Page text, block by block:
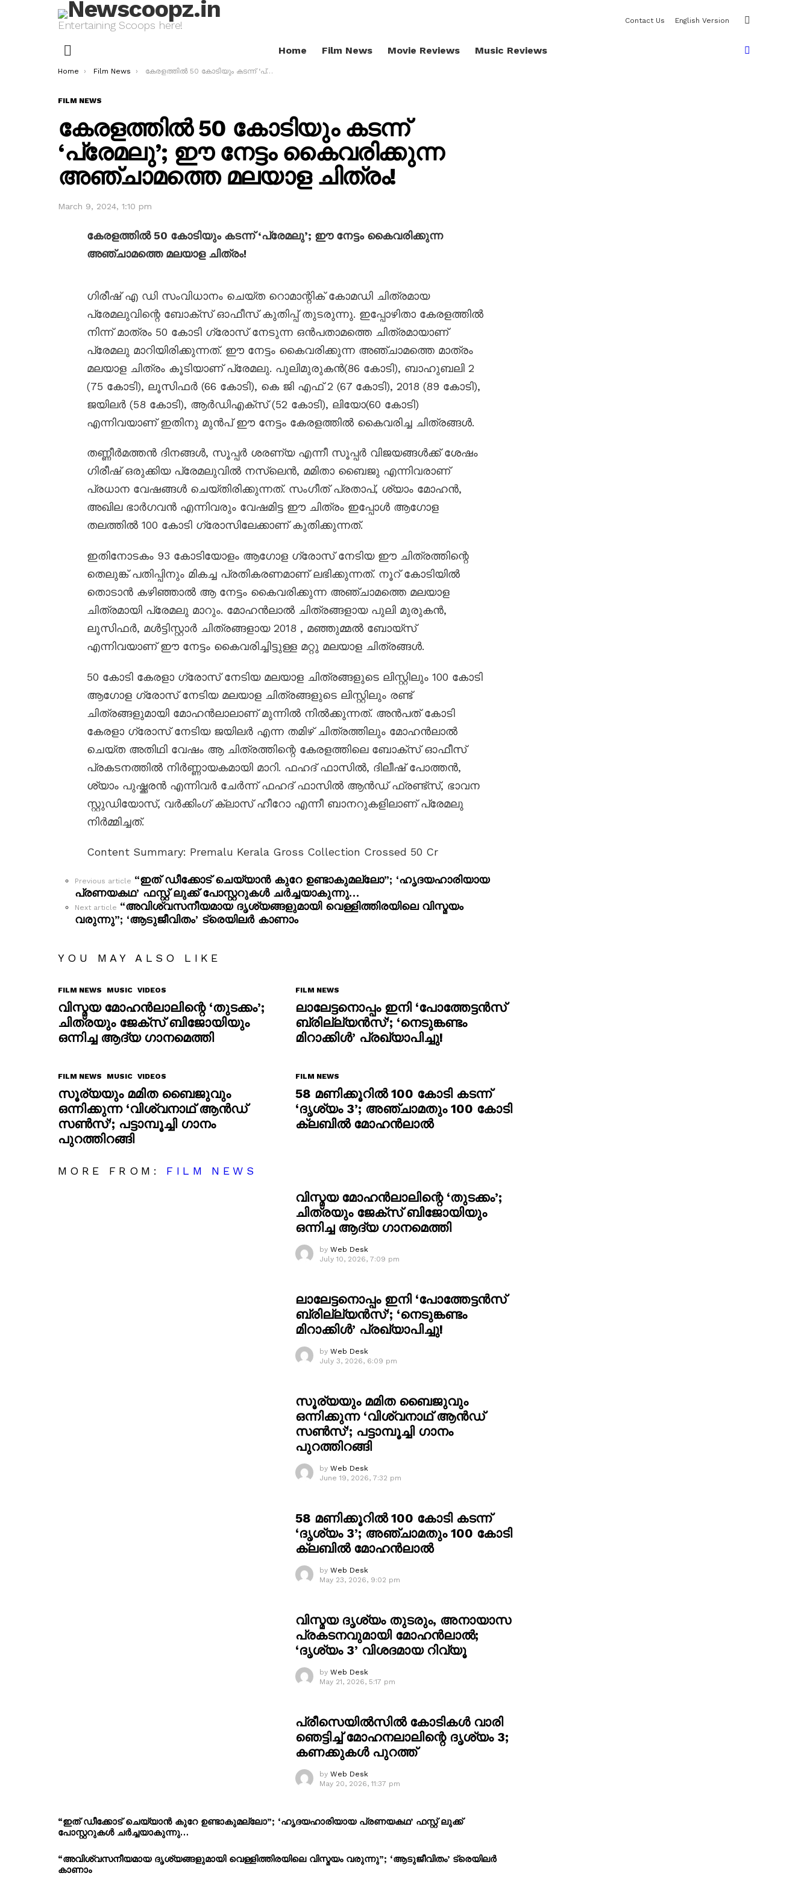
Entertaining Scoops here! Contact Us English Version
Home Film News Movie Reviews Music Reviews
You are here:
Home Film News കേരളത്തിൽ 50 കോടിയും കടന്ന് ‘പ്രേമലു’; ഈ നേട്ടം കൈവരിക്കുന്ന അഞ്ചാമത്തെ മലയാള ചിത്രം!
FILM NEWS
കേരളത്തിൽ 50 കോടിയും കടന്ന്
‘പ്രേമലു’; ഈ നേട്ടം കൈവരിക്കുന്ന
അഞ്ചാമത്തെ മലയാള ചിത്രം!
March 9, 2024, 1:10 pm
കേരളത്തിൽ 50 കോടിയും കടന്ന് ‘പ്രേമലു’; ഈ നേട്ടം കൈവരിക്കുന്ന
അഞ്ചാമത്തെ മലയാള ചിത്രം!
ഗിരീഷ് എ ഡി സംവിധാനം ചെയ്ത റൊമാന്റിക് കോമഡി ചിത്രമായ
പ്രേമലുവിന്റെ ബോക്സ് ഓഫീസ് കുതിപ്പ് തുടരുന്നു. ഇപ്പോഴിതാ കേരളത്തിൽ
നിന്ന് മാത്രം 50 കോടി ഗ്രോസ് നേടുന്ന ഒൻപതാമത്തെ ചിത്രമായാണ്
പ്രേമലു മാറിയിരിക്കുന്നത്. ഈ നേട്ടം കൈവരിക്കുന്ന അഞ്ചാമത്തെ മാത്രം
മലയാള ചിത്രം കൂടിയാണ് പ്രേമലു. പുലിമുരുകൻ(86 കോടി), ബാഹുബലി 2
(75 കോടി), ലൂസിഫർ (66 കോടി), കെ ജി എഫ് 2 (67 കോടി), 2018 (89 കോടി),
ജയിലർ (58 കോടി), ആർഡിഎക്സ് (52 കോടി), ലിയോ(60 കോടി)
എന്നിവയാണ് ഇതിനു മുൻപ് ഈ നേട്ടം കേരളത്തിൽ കൈവരിച്ച ചിത്രങ്ങൾ.
തണ്ണീർമത്തൻ ദിനങ്ങൾ, സൂപ്പർ ശരണ്യ എന്നീ സൂപ്പർ വിജയങ്ങൾക്ക് ശേഷം
ഗിരീഷ് ഒരുക്കിയ പ്രേമലുവിൽ നസ്ലെൻ, മമിതാ ബൈജു എന്നിവരാണ്
പ്രധാന വേഷങ്ങൾ ചെയ്തിരിക്കുന്നത്. സംഗീത് പ്രതാപ്, ശ്യാം മോഹൻ,
അഖില ഭാർഗവൻ എന്നിവരും വേഷമിട്ട ഈ ചിത്രം ഇപ്പോൾ ആഗോള
തലത്തിൽ 100 കോടി ഗ്രോസിലേക്കാണ് കുതിക്കുന്നത്.
ഇതിനോടകം 93 കോടിയോളം ആഗോള ഗ്രോസ് നേടിയ ഈ ചിത്രത്തിന്റെ
തെലുങ്ക് പതിപ്പിനും മികച്ച പ്രതികരണമാണ് ലഭിക്കുന്നത്. നൂറ് കോടിയിൽ
തൊടാൻ കഴിഞ്ഞാൽ ആ നേട്ടം കൈവരിക്കുന്ന അഞ്ചാമത്തെ മലയാള
ചിത്രമായി പ്രേമലു മാറും. മോഹൻലാൽ ചിത്രങ്ങളായ പുലി മുരുകൻ,
ലൂസിഫർ, മൾട്ടിസ്റ്റാർ ചിത്രങ്ങളായ 2018 , മഞ്ഞുമ്മൽ ബോയ്സ്
എന്നിവയാണ് ഈ നേട്ടം കൈവരിച്ചിട്ടുള്ള മറ്റു മലയാള ചിത്രങ്ങൾ.
50 കോടി കേരളാ ഗ്രോസ് നേടിയ മലയാള ചിത്രങ്ങളുടെ ലിസ്റ്റിലും 100 കോടി
ആഗോള ഗ്രോസ് നേടിയ മലയാള ചിത്രങ്ങളുടെ ലിസ്റ്റിലും രണ്ട്
ചിത്രങ്ങളുമായി മോഹൻലാലാണ് മുന്നിൽ നിൽക്കുന്നത്. അൻപത് കോടി
കേരളാ ഗ്രോസ് നേടിയ ജയിലർ എന്ന തമിഴ് ചിത്രത്തിലും മോഹൻലാൽ
ചെയ്ത അതിഥി വേഷം ആ ചിത്രത്തിന്റെ കേരളത്തിലെ ബോക്സ് ഓഫീസ്
പ്രകടനത്തിൽ നിർണ്ണായകമായി മാറി. ഫഹദ് ഫാസിൽ, ദിലീഷ് പോത്തൻ,
ശ്യാം പുഷ്ക്കരൻ എന്നിവർ ചേർന്ന് ഫഹദ് ഫാസിൽ ആൻഡ് ഫ്രണ്ട്സ്, ഭാവന
സ്റ്റുഡിയോസ്, വർക്കിംഗ് ക്ലാസ് ഹീറോ എന്നീ ബാനറുകളിലാണ് പ്രേമലു
നിർമ്മിച്ചത്.
Content Summary: Premalu Kerala Gross Collection Crossed 50 Cr
See
more
Previous article “ഇത് ഡീക്കോട് ചെയ്യാൻ കുറേ ഉണ്ടാകുമല്ലോ”; ‘ഹൃദയഹാരിയായ
പ്രണയകഥ’ ഫസ്റ്റ് ലുക്ക് പോസ്റ്ററുകൾ ചർച്ചയാകുന്നു…
Next article “അവിശ്വസനീയമായ ദൃശ്യങ്ങളുമായി വെള്ളിത്തിരയിലെ വിസ്മയം
വരുന്നു”; ‘ആടുജീവിതം’ ട്രെയിലർ കാണാം
YOU MAY ALSO LIKE
FILM NEWS MUSIC VIDEOS
വിസ്മയ മോഹൻലാലിന്റെ ‘തുടക്കം’;
ചിത്രയും ജേക്സ് ബിജോയിയും
ഒന്നിച്ച ആദ്യ ഗാനമെത്തി
FILM NEWS
ലാലേട്ടനൊപ്പം ഇനി ‘പോത്തേട്ടൻസ്
ബ്രില്ല്യൻസ്’; ‘നെടുങ്കണ്ടം
മിറാക്കിൾ’ പ്രഖ്യാപിച്ചു!
FILM NEWS MUSIC VIDEOS
സൂര്യയും മമിത ബൈജുവും
ഒന്നിക്കുന്ന ‘വിശ്വനാഥ് ആൻഡ്
സൺസ്’; പട്ടാമ്പൂച്ചി ഗാനം
പുറത്തിറങ്ങി
FILM NEWS
58 മണിക്കൂറിൽ 100 കോടി കടന്ന്
‘ദൃശ്യം 3’; അഞ്ചാമതും 100 കോടി
ക്ലബിൽ മോഹൻലാൽ
MORE FROM: FILM NEWS
വിസ്മയ മോഹൻലാലിന്റെ ‘തുടക്കം’;
ചിത്രയും ജേക്സ് ബിജോയിയും
ഒന്നിച്ച ആദ്യ ഗാനമെത്തി
by Web Desk
July 10, 2026, 7:09 pm
ലാലേട്ടനൊപ്പം ഇനി ‘പോത്തേട്ടൻസ്
ബ്രില്ല്യൻസ്’; ‘നെടുങ്കണ്ടം
മിറാക്കിൾ’ പ്രഖ്യാപിച്ചു!
by Web Desk
July 3, 2026, 6:09 pm
സൂര്യയും മമിത ബൈജുവും
ഒന്നിക്കുന്ന ‘വിശ്വനാഥ് ആൻഡ്
സൺസ്’; പട്ടാമ്പൂച്ചി ഗാനം
പുറത്തിറങ്ങി
by Web Desk
June 19, 2026, 7:32 pm
58 മണിക്കൂറിൽ 100 കോടി കടന്ന്
‘ദൃശ്യം 3’; അഞ്ചാമതും 100 കോടി
ക്ലബിൽ മോഹൻലാൽ
by Web Desk
May 23, 2026, 9:02 pm
വിസ്മയ ദൃശ്യം തുടരും, അനായാസ
പ്രകടനവുമായി മോഹൻലാൽ;
‘ദൃശ്യം 3’ വിശദമായ റിവ്യൂ
by Web Desk
May 21, 2026, 5:17 pm
പ്രീസെയിൽസിൽ കോടികൾ വാരി
ഞെട്ടിച്ച് മോഹനലാലിന്റെ ദൃശ്യം 3;
കണക്കുകൾ പുറത്ത്
by Web Desk
May 20, 2026, 11:37 pm
“ഇത് ഡീക്കോട് ചെയ്യാൻ കുറേ ഉണ്ടാകുമല്ലോ”; ‘ഹൃദയഹാരിയായ പ്രണയകഥ’ ഫസ്റ്റ് ലുക്ക്
പോസ്റ്ററുകൾ ചർച്ചയാകുന്നു…
“അവിശ്വസനീയമായ ദൃശ്യങ്ങളുമായി വെള്ളിത്തിരയിലെ വിസ്മയം വരുന്നു”; ‘ആടുജീവിതം’ ട്രെയിലർ
കാണാം